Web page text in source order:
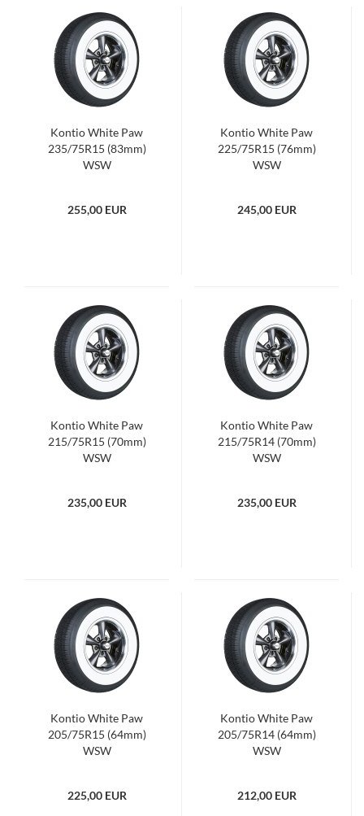
Kontio White Paw
235/75R15 (83mm)
WSW
255,00 EUR
Kontio White Paw
225/75R15 (76mm)
WSW
245,00 EUR
Kontio White Paw
215/75R15 (70mm)
WSW
235,00 EUR
Kontio White Paw
215/75R14 (70mm)
WSW
235,00 EUR
Kontio White Paw
205/75R15 (64mm)
WSW
225,00 EUR
Kontio White Paw
205/75R14 (64mm)
WSW
212,00 EUR